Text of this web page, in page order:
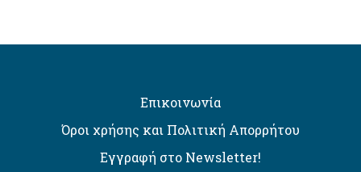
Επικοινωνία
Όροι χρήσης και Πολιτική Απορρήτου
Εγγραφή στο Newsletter!